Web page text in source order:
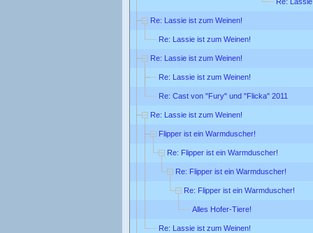
Re: Lassie ist zum Weinen!
Re: Lassie ist zum Weinen!
Re: Lassie ist zum Weinen!
Re: Lassie ist zum Weinen!
Re: Cast von "Fury" und "Flicka" 2011
Re: Lassie ist zum Weinen!
Flipper ist ein Warmduscher!
Re: Flipper ist ein Warmduscher!
Re: Flipper ist ein Warmduscher!
Re: Flipper ist ein Warmduscher!
Alles Hofer-Tiere!
Re: Lassie ist zum Weinen!